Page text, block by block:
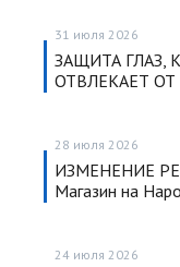
31 июля 2026
ЗАЩИТА ГЛАЗ,
ОТВЛЕКАЕТ
28 июля 2026
ИЗМЕНЕНИЕ
Магазин на
24 июля 2026